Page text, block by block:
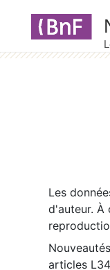
Les
d'auteur. À
articles